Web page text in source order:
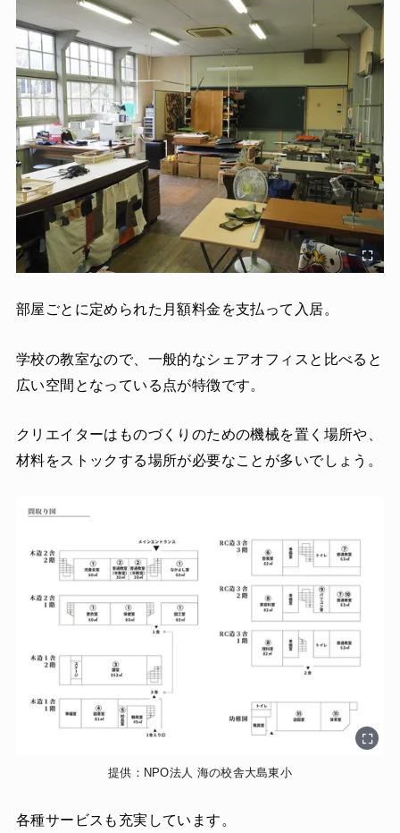
部屋ごとに定められた月額料金を支払って入居。
学校の教室なので、一般的なシェアオフィスと比べると
広い空間となっている点が特徴です。
クリエイターはものづくりのための機械を置く場所や、
材料をストックする場所が必要なことが多いでしょう。
提供：NPO法人 海の校舎大島東小
各種サービスも充実しています。